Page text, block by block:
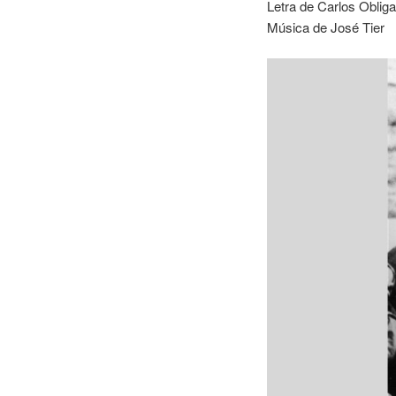
Letra de Carlos
Música de José Tier